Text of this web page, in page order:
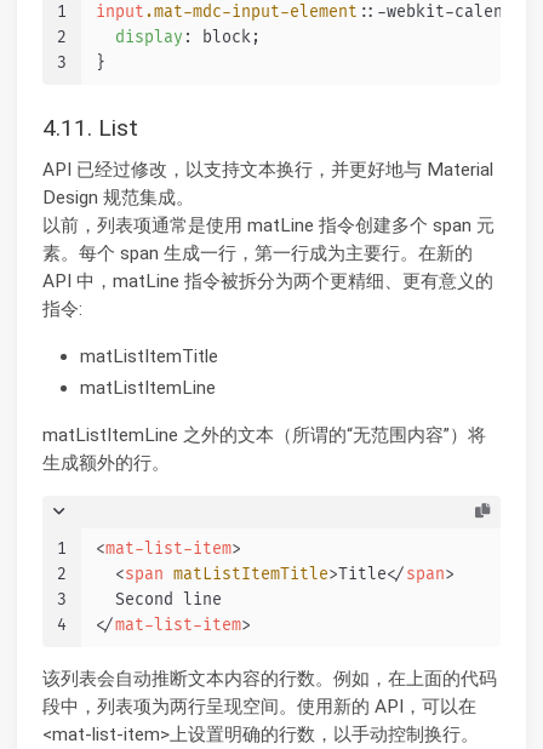
1
2
3
input.mat-mdc-input-element ::-webkit-
display : block;
}
4.11. List
API 已经过修改，以支持文本换行，并更好地与 Material
Design 规范集成。
以前，列表项通常是使用 matLine 指令创建多个 span 元
素。每个 span 生成一行，第一行成为主要行。在新的
API 中，matLine 指令被拆分为两个更精细、更有意义的
指令:
matListItemTitle
matListItemLine
matListItemLine 之外的文本（所谓的“无范围内容”）将
生成额外的行。
1
2
3
4
<mat-list-item>
<span matListItemTitle>Title</span>
  Second line
</mat-list-item>
该列表会自动推断文本内容的行数。例如，在上面的代码
段中，列表项为两行呈现空间。使用新的 API，可以在
<mat-list-item>上设置明确的行数，以手动控制换行。